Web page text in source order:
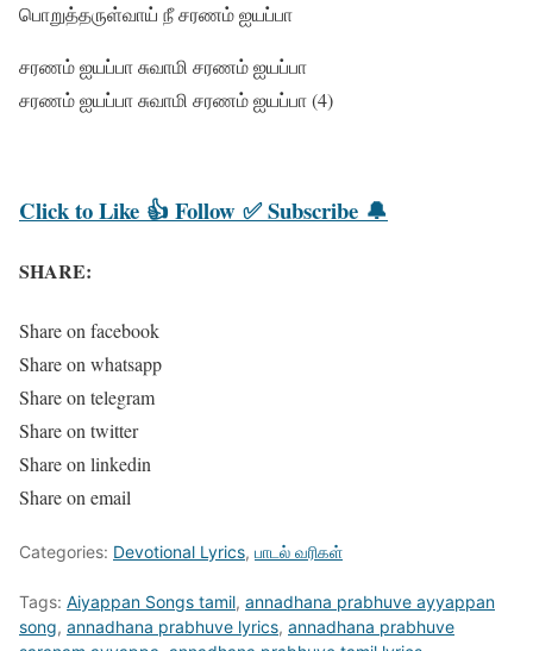
பொறுத்தருள்வாய் நீ சரணம் ஐயப்பா
சரணம் ஐயப்பா சுவாமி சரணம் ஐயப்பா
சரணம் ஐயப்பா சுவாமி சரணம் ஐயப்பா (4)
Click toLike 👍 Follow ✅Subscribe 🔔
SHARE:
Share on facebook
Share on whatsapp
Share on telegram
Share on twitter
Share on linkedin
Share on email
Categories: Devotional Lyrics, பாடல் வரிகள்
Tags: Aiyappan Songs tamil, annadhana prabhuve ayyappan
song, annadhana prabhuve lyrics, annadhana prabhuve